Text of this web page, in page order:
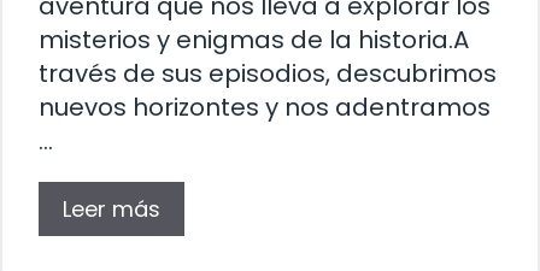
misterios y enigmas de la historia.A
través de sus episodios, descubrimos
nuevos horizontes y nos adentramos
…
Leer más